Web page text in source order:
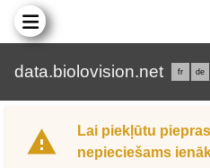
data.biolovision.net fr de
Lai piekļūtu
nepieciešams